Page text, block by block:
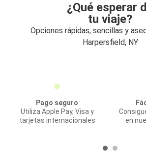
¿Qué esperar
tu viaje?
Opciones rápidas, sencillas y
Harpersfield, NY
Pago seguro
Utiliza Apple Pay, Visa y
tarjetas internacionales
en